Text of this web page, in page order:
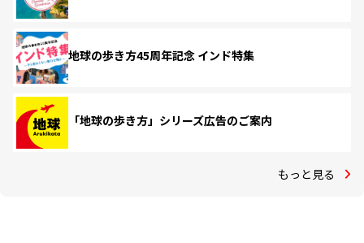
地球の歩き方45周年記念 インド特集
「地球の歩き方」シリーズ広告のご案内
もっと見る